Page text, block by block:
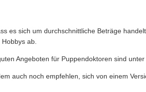
es sich um durchschnittliche Beträge
ab.
Angeboten für Puppendoktoren sind
auch noch empfehlen, sich von einem